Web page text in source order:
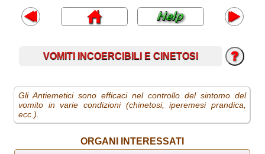
VOMITI INCOERCIBILI E CINETOSI
Gli Antiemetici sono efficaci nel controllo del sintomo del
vomito in varie condizioni (chinetosi, iperemesi prandica,
ecc.).
ORGANI INTERESSATI